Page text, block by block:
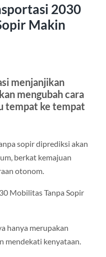
2030
Makin
menjanjikan
mengubah cara
tempat ke tempat
sopir diprediksi akan
berkat kemajuan
otonom.
Mobilitas Tanpa Sopir
hanya merupakan
mendekati kenyataan.